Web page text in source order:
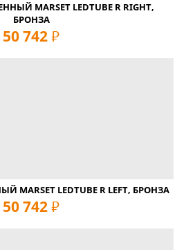
MARSET LEDTUBE R RIGHT,
БРОНЗА
50 742 руб
LEDTUBE R LEFT, БРОНЗА
50 742 руб